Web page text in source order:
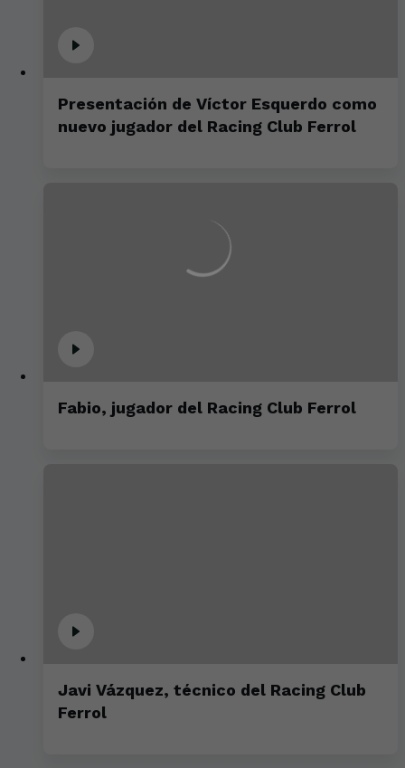
Presentación de Víctor Esquerdo como
nuevo jugador del Racing Club Ferrol
Fabio, jugador del Racing Club Ferrol
Javi Vázquez, técnico del Racing Club
Ferrol